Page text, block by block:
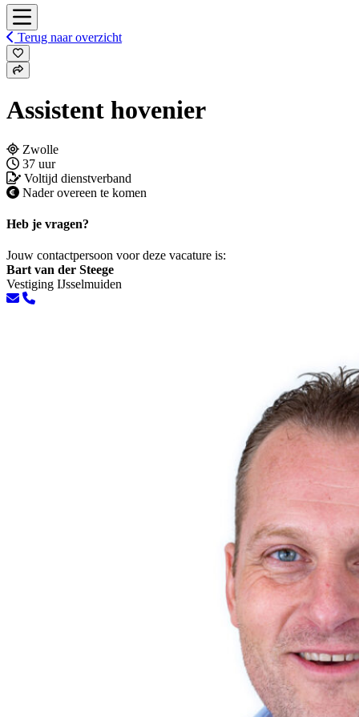
Terug naar overzicht
Assistent hovenier
Zwolle
37 uur
Voltijd dienstverband
Nader overeen te komen
Heb je vragen?
Jouw contactpersoon voor deze vacature is:
Bart van der Steege
Vestiging IJsselmuiden